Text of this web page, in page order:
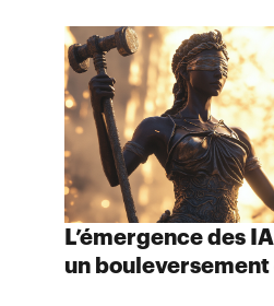
L’émergence des
un